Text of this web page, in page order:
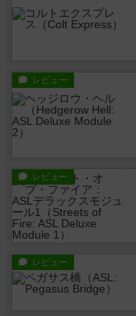
レビュー
レビュー
レビュー